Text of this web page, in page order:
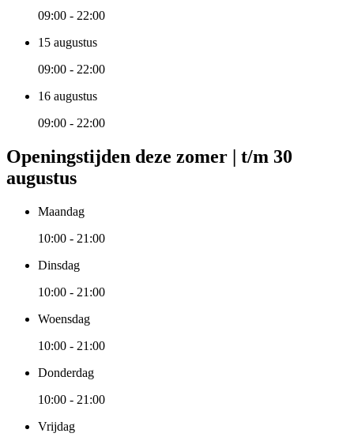
09:00 - 22:00
15 augustus
09:00 - 22:00
16 augustus
09:00 - 22:00
Openingstijden deze zomer | t/m 30
augustus
Maandag
10:00 - 21:00
Dinsdag
10:00 - 21:00
Woensdag
10:00 - 21:00
Donderdag
10:00 - 21:00
Vrijdag